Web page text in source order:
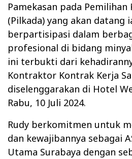
Pamekasan pada Pemilihan
(Pilkada) yang akan
berpartisipasi dalam
profesional di bidang
ini terbukti dari
Kontraktor Kontrak Kerja
diselenggarakan di Hotel
Rabu, 10 Juli 2024.
Rudy berkomitmen untuk
dan kewajibannya sebagai
Utama Surabaya dengan